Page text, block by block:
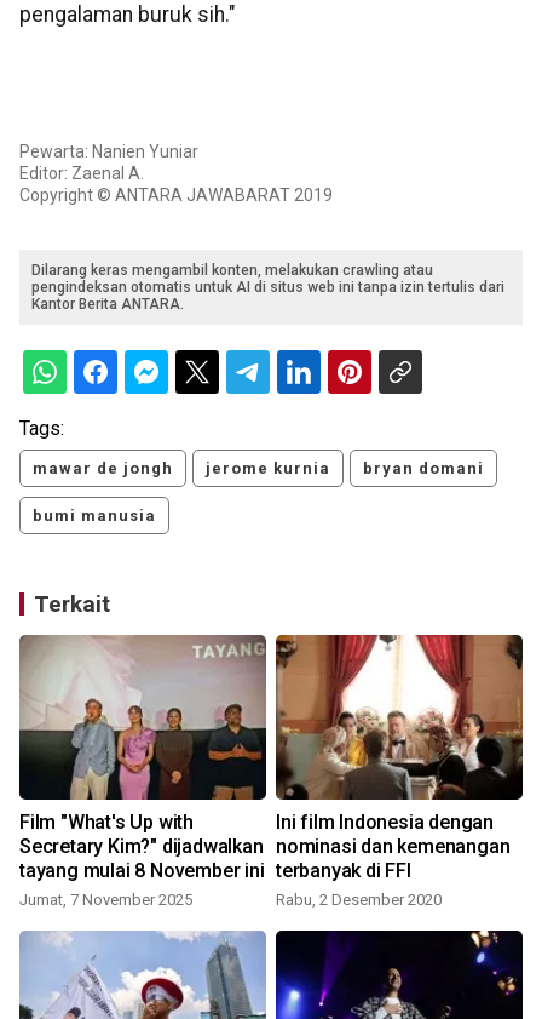
pengalaman buruk sih."
Pewarta: Nanien Yuniar
Editor: Zaenal A.
Copyright © ANTARA JAWABARAT 2019
Dilarang keras mengambil konten, melakukan crawling atau
pengindeksan otomatis untuk AI di situs web ini tanpa izin tertulis dari
Kantor Berita ANTARA.
Tags:
mawar de jongh jerome kurnia bryan domani
bumi manusia
Terkait
Film "What's Up with
Secretary Kim?" dijadwalkan
tayang mulai 8 November ini
Jumat, 7 November 2025
Ini film Indonesia dengan
nominasi dan kemenangan
terbanyak di FFI
Rabu, 2 Desember 2020